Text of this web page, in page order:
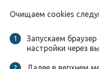
Очищаем cookies
Запускаем
настройки через